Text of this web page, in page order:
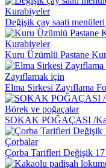
Kurabiyeler
Değişik çay saati menüleri
Kurabiyeler
Kuru Üzümlü Pastane
Zayıflamak için
Elma Sirkesi Zayıflama
Börek ve poğaçalar
SOKAK POĞAÇASI /
Çorbalar
Çorba Tarifleri Değişik